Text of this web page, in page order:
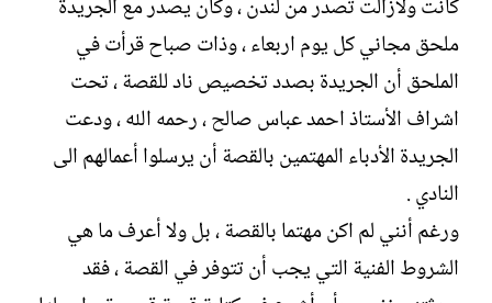
كانت ولازالت تصدر من لندن ، وكان يصدر مع الجريدة
ملحق مجاني كل يوم اربعاء ، وذات صباح قرأت في
الملحق أن الجريدة بصدد تخصيص ناد للقصة ، تحت
اشراف الأستاذ احمد عباس صالح ، رحمه الله ، ودعت
الجريدة الأدباء المهتمين بالقصة أن يرسلوا أعمالهم الى
النادي .
ورغم أنني لم اكن مهتما بالقصة ، بل ولا أعرف ما هي
الشروط الفنية التي يجب أن تتوفر في القصة ، فقد